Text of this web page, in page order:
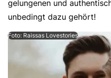
gelungenen und
unbedingt dazu gehört!
Foto: Raissas Lovestories